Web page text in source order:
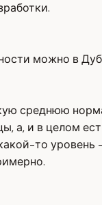
можно в
среднюю
а, и в целом
то уровень